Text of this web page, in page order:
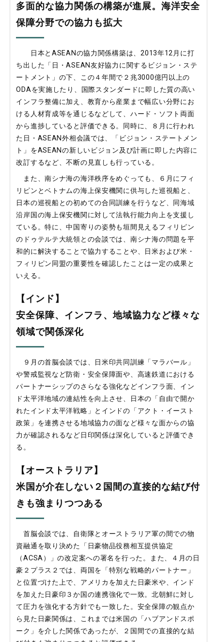
多面的な協力関係の構築が進展。海洋安全
保障分野での協力も拡大
日本とASEANの協力関係構築は、2013年12月に打
ち出した「日・ASEAN友好協力に関するビジョン・ステ
ートメント」の下、この４年間で２兆3000億円以上の
ODAを実施したり、国際スタンダードに即した質の高い
インフラ整備に加え、教育から産業まで幅広い分野にお
ける人材育成等を通じるなどして、ハード・ソフト両面
から進捗していると評価できる。同時に、８月に行われ
た日・ASEAN外相会議では、「ビジョン・ステートメン
ト」をASEANの新しいビジョン及び計画に即した内容に
改訂するなど、不断の見直しも行っている。
また、南シナ海の海洋秩序をめぐっても、６月にフィ
リピンとベトナムの海上保安機関に供与した巡視船と、
日本の巡視船との初めての合同訓練を行うなど、同海域
沿岸国の海上保安機関に対して法執行能力向上を支援し
ている。特に、中国寄りの姿勢も垣間見えるフィリピン
のドゥテルテ大統領との会談では、南シナ海の問題を平
和的に解決することで協力することや、日米および米・
フィリピン同盟の重要性を確認したことは一定の成果と
いえる。
【インド】
安全保障、インフラ、地域協力など様々な
領域で関係深化
９月の首脳会談では、日米印共同訓練「マラバール」
や警戒監視など防衛・安全保障面や、高速鉄道における
パートナーシップのさらなる強化などインフラ面、イン
ド太平洋地域の連結性を向上させ、日本の「自由で開か
れたインド太平洋戦略」とインドの「アクト・イースト
政策」を連携させる地域協力の面など様々な面からの協
力が確認されるなど日印関係は深化していると評価でき
る。
【オーストラリア】
米国が介在しない２国間の直接的な結び付
きも強まりつつある
首脳会談では、自衛隊とオーストラリア軍の間での物
資融通を取り決めた「日豪物品役務相互提供協定
（ACSA）」の改定案への署名を行った。また、４月の日
豪２プラス２では、両国を「特別な戦略的パートナー」
と位置づけた上で、アメリカを加えた日豪米や、インド
を加えた日豪印３か国の連携強化で一致。北朝鮮に対し
て圧力を強化する方針でも一致した。安全保障の観点か
ら見た日豪関係は、これまでは米国の「ハブアンドスポ
ーク」を介した関係であったが、２国間での直接的な結